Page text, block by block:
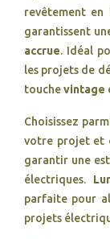
revêtement en
garantissent
accrue. Idéal
les projets de
touchevintage
Choisissez
votre projet et
garantir une
électriques.
parfaite pour
projets